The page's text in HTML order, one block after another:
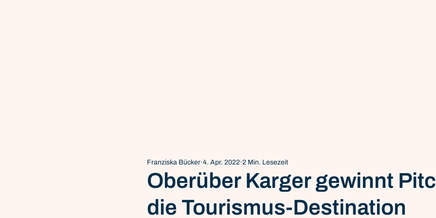
Oberüber Karger gewinnt
die Tourismus-Destination
Franziska Bücker 4. Apr. 2022 2 Min. Lesezeit